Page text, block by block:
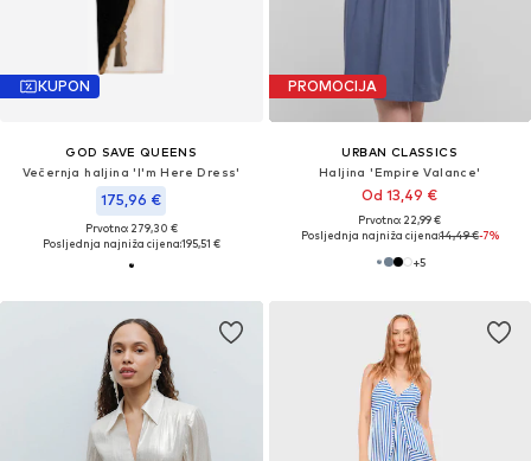
KUPON
GOD SAVE QUEENS
Večernja haljina 'I'm Here Dress'
175,96 €
Prvotno: 279,30 €
Posljednja najniža cijena:195,51 €
PROMOCIJA
URBAN CLASSICS
Haljina 'Empire Valance'
Od 13,49 €
Prvotno: 22,99 €
Posljednja najniža cijena:14,49 €-7%
+5